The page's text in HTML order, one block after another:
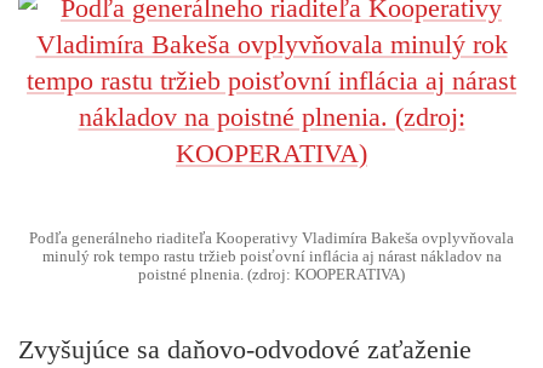
Podľa generálneho riaditeľa Kooperativy Vladimíra Bakeša ovplyvňovala
minulý rok tempo rastu tržieb poisťovní inflácia aj nárast nákladov na
poistné plnenia. (zdroj: KOOPERATIVA)
Zvyšujúce sa daňovo-odvodové zaťaženie